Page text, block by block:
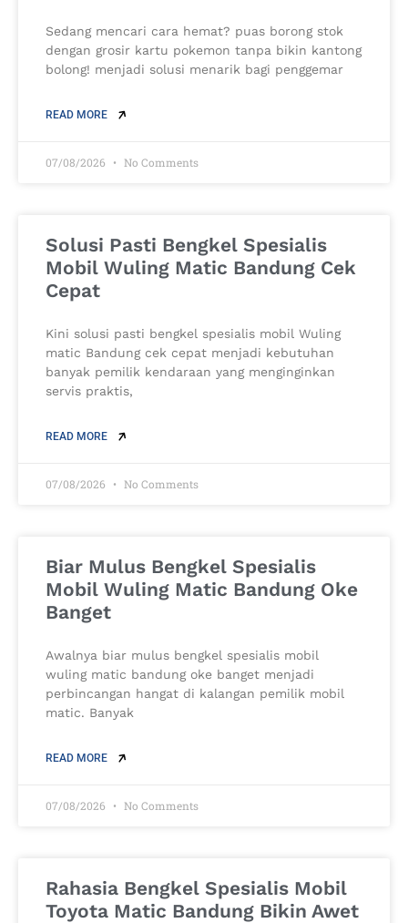
Sedang mencari cara hemat? puas borong stok
dengan grosir kartu pokemon tanpa bikin kantong
bolong! menjadi solusi menarik bagi penggemar
READ MORE
07/08/2026 No Comments
Solusi Pasti Bengkel Spesialis
Mobil Wuling Matic Bandung Cek
Cepat
Kini solusi pasti bengkel spesialis mobil Wuling
matic Bandung cek cepat menjadi kebutuhan
banyak pemilik kendaraan yang menginginkan
servis praktis,
READ MORE
07/08/2026 No Comments
Biar Mulus Bengkel Spesialis
Mobil Wuling Matic Bandung Oke
Banget
Awalnya biar mulus bengkel spesialis mobil
wuling matic bandung oke banget menjadi
perbincangan hangat di kalangan pemilik mobil
matic. Banyak
READ MORE
07/08/2026 No Comments
Rahasia Bengkel Spesialis Mobil
Toyota Matic Bandung Bikin Awet